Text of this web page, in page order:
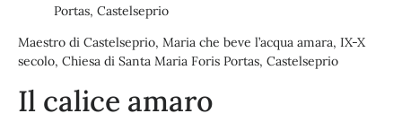
Maestro di Castelseprio, Maria che beve l’acqua amara, IX-X
secolo, Chiesa di Santa Maria Foris Portas, Castelseprio
Il calice amaro